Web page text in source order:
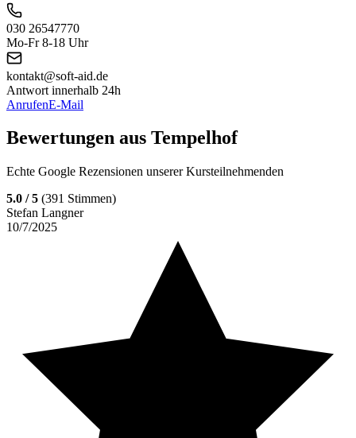
030 26547770
Mo-Fr 8-18 Uhr
kontakt@soft-aid.de
Antwort innerhalb 24h
AnrufenE-Mail
Bewertungen aus Tempelhof
Echte Google Rezensionen unserer Kursteilnehmenden
5.0 / 5 (391 Stimmen)
Stefan Langner
10/7/2025